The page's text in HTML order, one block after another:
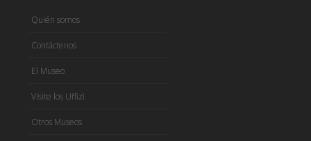
Quién somos
Contáctenos
El Museo
Visite los Uffizi
Otros Museos